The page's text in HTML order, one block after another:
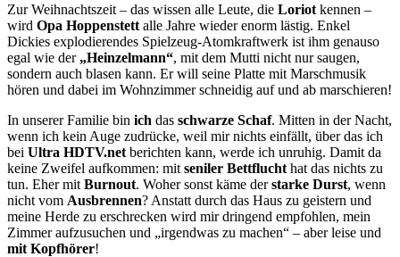
Zur Weihnachtszeit – das wissen alle Leute, die Loriot kennen –
wird Opa Hoppenstett alle Jahre wieder enorm lästig. Enkel
Dickies explodierendes Spielzeug-Atomkraftwerk ist ihm genauso
egal wie der „Heinzelmann“, mit dem Mutti nicht nur saugen,
sondern auch blasen kann. Er will seine Platte mit Marschmusik
hören und dabei im Wohnzimmer schneidig auf und ab marschieren!
In unserer Familie bin ich das schwarze Schaf. Mitten in der Nacht,
wenn ich kein Auge zudrücke, weil mir nichts einfällt, über das ich
bei Ultra HDTV.net berichten kann, werde ich unruhig. Damit da
keine Zweifel aufkommen: mit seniler Bettflucht hat das nichts zu
tun. Eher mit Burnout. Woher sonst käme derstarke Durst, wenn
nicht vom Ausbrennen? Anstatt durch das Haus zu geistern und
meine Herde zu erschrecken wird mir dringend empfohlen, mein
Zimmer aufzusuchen und „irgendwas zu machen“ – aber leise und
mit Kopfhörer!